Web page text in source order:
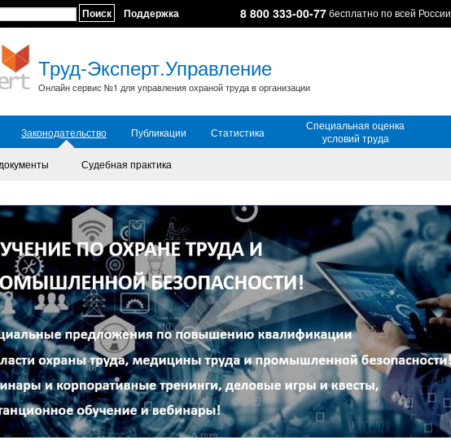
Поиск Поддержка 8 800 333-00-77бесплатно по всей России
Труд-Эксперт.Управление
Онлайн сервис №1 для управления охраной труда в организации
Законодательство Публикации Статистика
Специальная оценка
условий труда
Судебная практика